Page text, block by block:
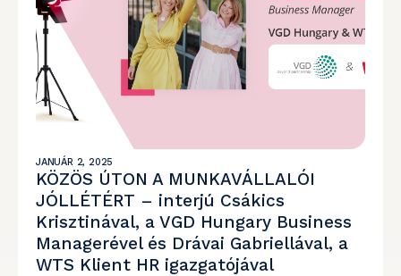
JANUÁR 2, 2025
KÖZÖS ÚTON A MUNKAVÁLLALÓI
JÓLLÉTÉRT – interjú Csákics
Krisztinával, a VGD Hungary Business
Managerével és Drávai Gabriellával, a
WTS Klient HR igazgatójával